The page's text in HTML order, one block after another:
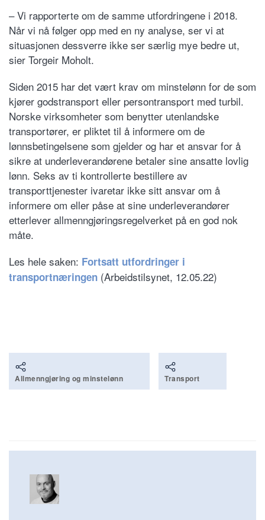
– Vi rapporterte om de samme utfordringene i 2018.
Når vi nå følger opp med en ny analyse, ser vi at
situasjonen dessverre ikke ser særlig mye bedre ut,
sier Torgeir Moholt.
Siden 2015 har det vært krav om minstelønn for de som
kjører godstransport eller persontransport med turbil.
Norske virksomheter som benytter utenlandske
transportører, er pliktet til å informere om de
lønnsbetingelsene som gjelder og har et ansvar for å
sikre at underleverandørene betaler sine ansatte lovlig
lønn. Seks av ti kontrollerte bestillere av
transporttjenester ivaretar ikke sitt ansvar om å
informere om eller påse at sine underleverandører
etterlever allmenngjøringsregelverket på en god nok
måte.
Les hele saken: Fortsatt utfordringer i
transportnæringen (Arbeidstilsynet, 12.05.22)
Allmenngjøring og minstelønn Transport